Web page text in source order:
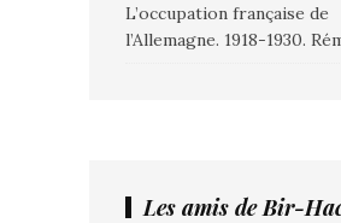
L’occupation française de
l’Allemagne. 1918-1930.
Les amis de Bir-